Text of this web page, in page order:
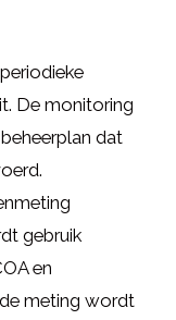
De monitoring
dat
gebruik
en
meting wordt